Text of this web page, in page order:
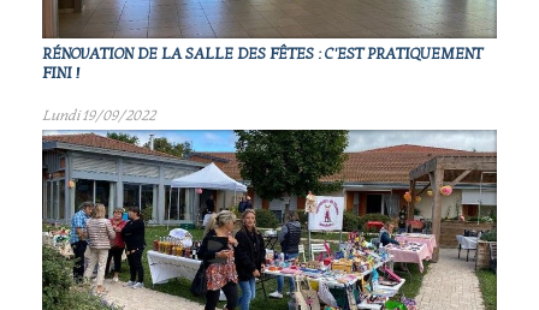
RÉNOVATION DE LA SALLE DES FÊTES : C'EST PRATIQUEMENT
FINI !
Lundi 19/09/2022